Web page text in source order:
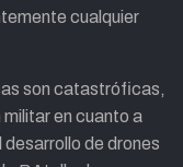
cualquier
son catastróficas,
militar en cuanto a
de drones